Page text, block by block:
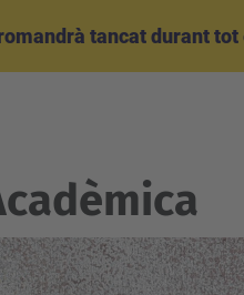
tancat durant tot